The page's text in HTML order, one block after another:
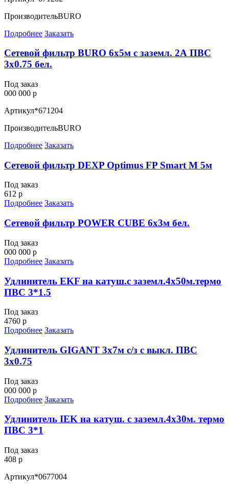
ПроизводительBURO
Подробнее Заказать
Сетевой фильтр BURO 6х5м с заземл. 2А ПВС
3х0.75 бел.
Под заказ
000 000 р
Артикул*671204
ПроизводительBURO
Подробнее Заказать
Сетевой фильтр DEXP Optimus FP Smart M 5м
Под заказ
612 р
Подробнее Заказать
Сетевой фильтр POWER CUBE 6х3м бел.
Под заказ
000 000 р
Подробнее Заказать
Удлинитель EKF на катуш.с заземл.4х50м.термо
ПВС 3*1.5
Под заказ
4760 р
Подробнее Заказать
Удлинитель GIGANT 3х7м с/з с выкл. ПВС
3х0.75
Под заказ
000 000 р
Подробнее Заказать
Удлинитель IEK на катуш. с заземл.4х30м. термо
ПВС 3*1
Под заказ
408 р
Артикул*0677004